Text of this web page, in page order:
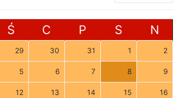
Ś C P S N
29 30 31 1 2
5 6 7 8 9
12 13 14 15 16